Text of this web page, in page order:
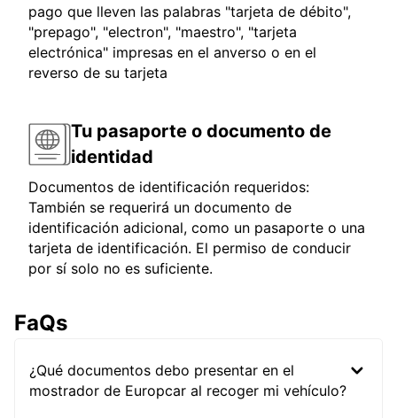
pago que lleven las palabras "tarjeta de débito",
"prepago", "electron", "maestro", "tarjeta
electrónica" impresas en el anverso o en el
reverso de su tarjeta
Tu pasaporte o documento de
identidad
Documentos de identificación requeridos:
También se requerirá un documento de
identificación adicional, como un pasaporte o una
tarjeta de identificación. El permiso de conducir
por sí solo no es suficiente.
FaQs
¿Qué documentos debo presentar en el
mostrador de Europcar al recoger mi vehículo?